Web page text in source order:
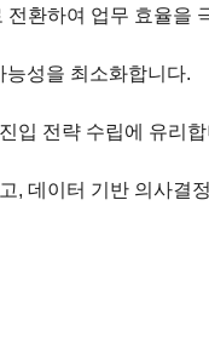
전환하여 업무 효율을
능성을 최소화합니다.
입 전략 수립에 유리
, 데이터 기반 의사결